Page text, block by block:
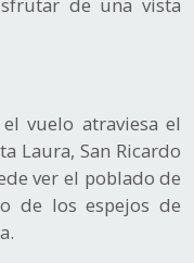
vuelo atraviesa el
Laura, San Ricardo
ver el poblado de
de los espejos de